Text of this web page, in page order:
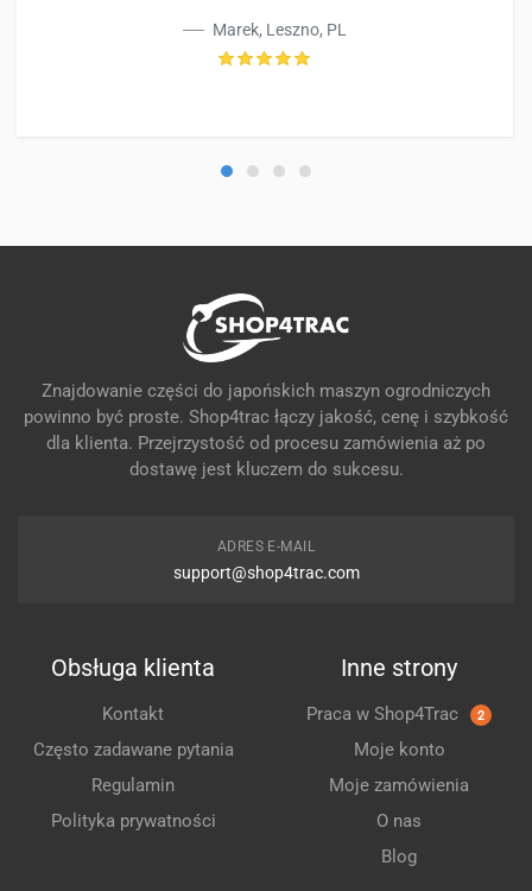
Marek, Leszno, PL
Znajdowanie części do japońskich maszyn ogrodniczych
powinno być proste. Shop4trac łączy jakość, cenę i szybkość
dla klienta. Przejrzystość od procesu zamówienia aż po
dostawę jest kluczem do sukcesu.
ADRES E-MAIL
support@shop4trac.com
Obsługa klienta
Kontakt
Często zadawane pytania
Regulamin
Polityka prywatności
Inne strony
Praca w Shop4Trac 2
Moje konto
Moje zamówienia
O nas
Blog